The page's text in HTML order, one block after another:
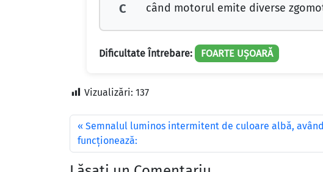
C când motorul emite diverse
Dificultate Întrebare: FOARTE UȘOARĂ
Vizualizări: 137
Semnalul luminos intermitent de culoare albă,
funcţionează: